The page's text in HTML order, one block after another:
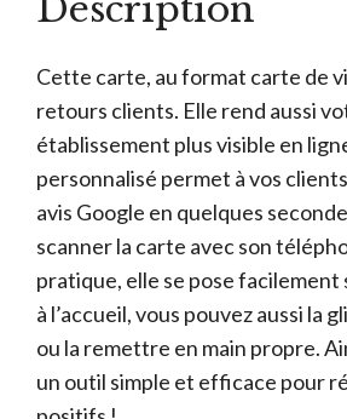
Cette carte, au format carte de
retours clients. Elle rend aussi
établissement plus visible en
personnalisé permet à vos
avis Google en quelques
scanner la carte avec son
pratique, elle se pose facilement
à l’accueil, vous pouvez aussi la
ou la remettre en main propre.
un outil simple et efficace pour